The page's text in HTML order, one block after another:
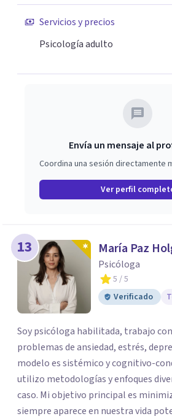
siempre bajo el estricto respeto a la
ética profesional. En Oniria combinamos calidad técnica y
cercanía humana, cuidando la
Servicios y precios
Psicología adulto
Envía un mensaje al
Coordina una sesión directamente
Ver perfil
13 María Paz
Psicóloga
5 / 5
Verificado
Soy psicóloga habilitada, trabajo
problemas de ansiedad, estrés,
modelo es sistémico y cognitivo-conductual aunque
utilizo metodologías y enfoques
caso. Mi objetivo principal es minimizar el malestar que
siempre aparece en nuestra vida